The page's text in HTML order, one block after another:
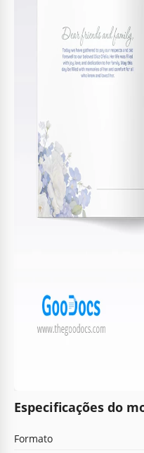
Especificações do
Formato